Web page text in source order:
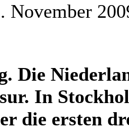
November
Die
In
die ersten